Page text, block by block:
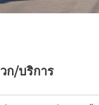
ก/บริการ